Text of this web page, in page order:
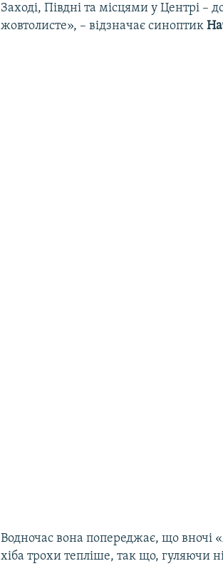
Заході, Півдні та місцями у Центрі –
жовтолисте», – відзначає синоптик
Водночас вона попереджає, що вночі
хіба трохи тепліше, так що, гуляючи